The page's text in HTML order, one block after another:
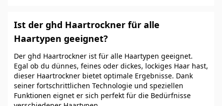
Ist der ghd Haartrockner für alle
Haartypen geeignet?
Der ghd Haartrockner ist für alle Haartypen geeignet.
Egal ob du dünnes, feines oder dickes, lockiges Haar hast,
dieser Haartrockner bietet optimale Ergebnisse. Dank
seiner fortschrittlichen Technologie und speziellen
Funktionen eignet er sich perfekt für die Bedürfnisse